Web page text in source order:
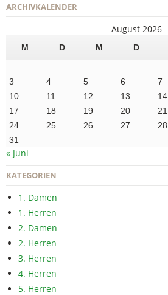
ARCHIVKALENDER
August 2026
M D M D
3
4 5 6 7
10
11 12 13 14
17
18 19 20 21
24
25 26 27 28
31
« Juni
KATEGORIEN
1. Damen
1. Herren
2. Damen
2. Herren
3. Herren
4. Herren
5. Herren